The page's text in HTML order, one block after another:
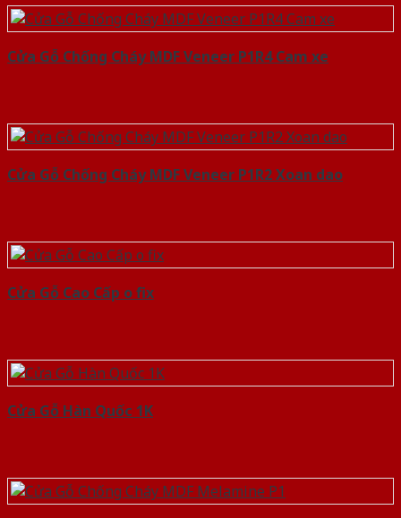
Cửa Gỗ Chống Cháy MDF Veneer P1R4 Cam xe
Cửa Gỗ Chống Cháy MDF Veneer P1R2 Xoan dao
Cửa Gỗ Cao Cấp o fix
Cửa Gỗ Hàn Quốc 1K